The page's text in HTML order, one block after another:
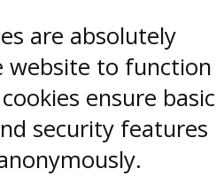
are absolutely
website to function
ensure basic
security features